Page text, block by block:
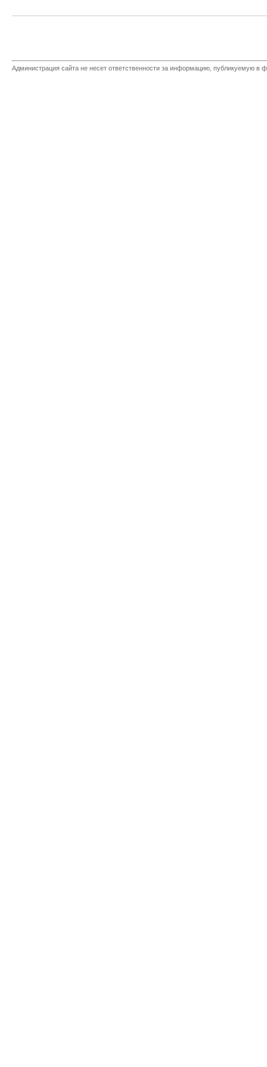
Администрация сайта не несет ответственности за информацию, публикуемую